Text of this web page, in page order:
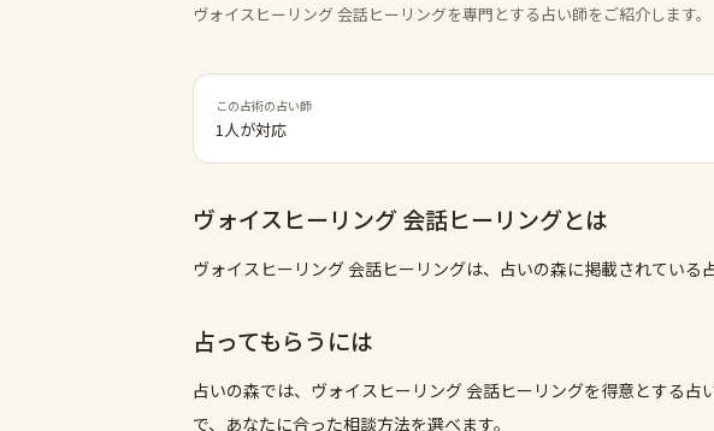
ヴォイスヒーリング 会話ヒーリングを専門とする占い師をご紹介します。
この占術の占い師
1人が対応
ヴォイスヒーリング 会話ヒーリングとは
ヴォイスヒーリング 会話ヒーリングは、占いの森に掲載されている
占ってもらうには
占いの森では、 ヴォイスヒーリング 会話ヒーリングを得意とする占
で、あなたに合った相談方法を選べます。